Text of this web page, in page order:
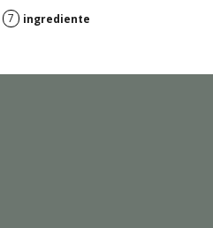
7 ingrediente